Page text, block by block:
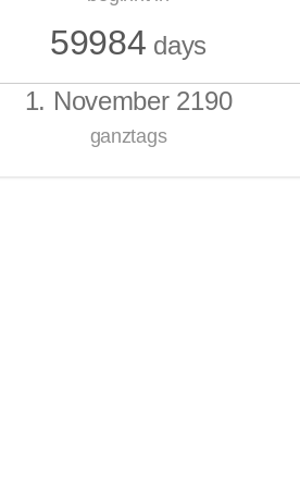
59984 days
1. November 2190
ganztags